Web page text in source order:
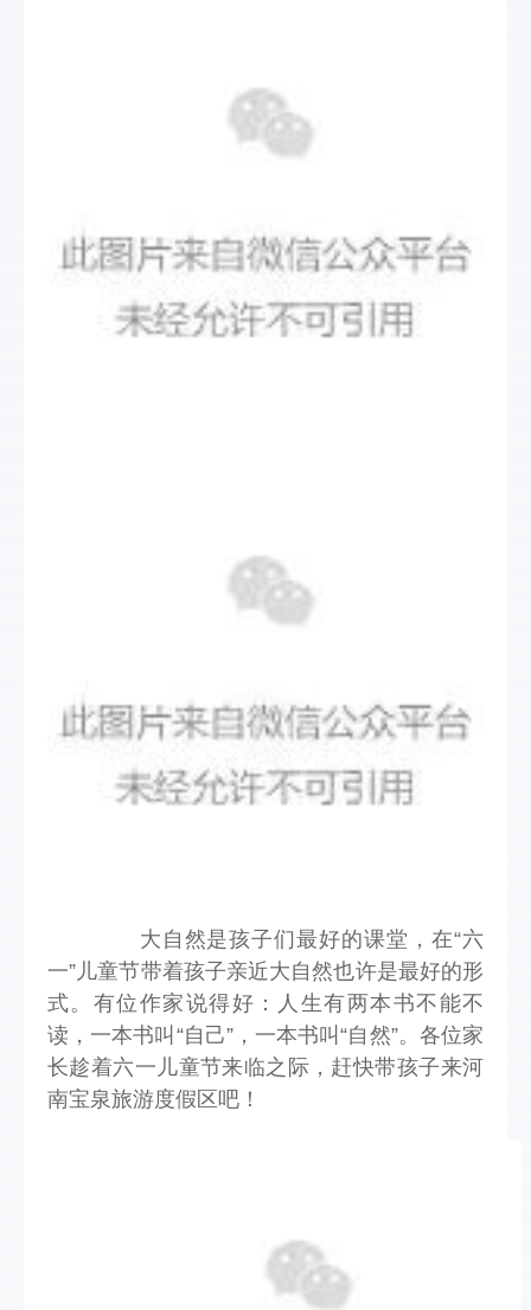
大自然是孩子们最好的课堂，在“六
一”儿童节带着孩子亲近大自然也许是最好的形
式。有位作家说得好：人生有两本书不能不
读，一本书叫“自己”，一本书叫“自然”。各位家
长趁着六一儿童节来临之际，赶快带孩子来河
南宝泉旅游度假区吧！